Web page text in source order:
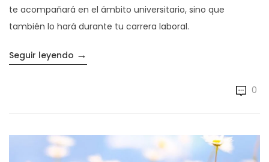
te acompañará en el ámbito universitario, sino que
también lo hará durante tu carrera laboral.
Seguir leyendo «Las calculadoras programables de
→
0